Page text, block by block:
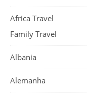
Africa Travel
Family Travel
Albania
Alemanha